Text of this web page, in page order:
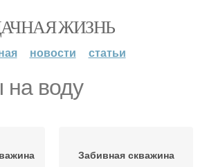
ЖИЗНЬ
новости статьи
воду
Забивная скважина